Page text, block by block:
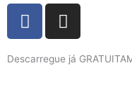
F
a
e
I
n
t
Descarregue já